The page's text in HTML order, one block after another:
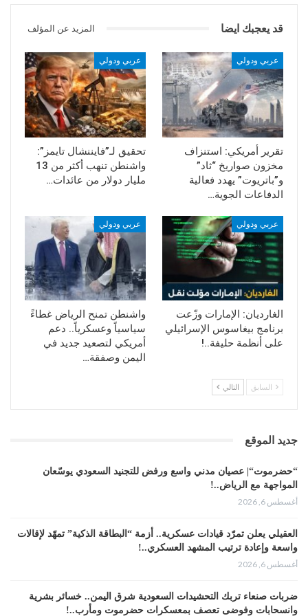
قد يعجبك ايضا المزيد عن المؤلف
عربي ودولي
تقرير أمريكي: استنزاف
مخزون صواريخ “ثاد”
و”باتريوت” يهدد فعالية
الدفاعات الجوية…
عربي ودولي
تحقيق لـ”فايننشال تايمز”:
واشنطن تنهب أكثر من 13
مليار دولار من عائدات…
عربي ودولي
الغارديان: الإمارات وزّعت
برنامج بيغاسوس الإسرائيلي
على أنظمة حليفة..!
عربي ودولي
واشنطن تمنح الرياض غطاءً
سياسياً وعسكرياً.. دعم
أمريكي لتصعيد جديد في
اليمن وصفقة…
السابق التالي
جديد الموقع
“حضرموت“| عصيان مدني واسع ورفض للتجنيد السعودي يوسّعان
المواجهة مع الرياض..!
أغسطس 6, 2026
العقيلي يعلن تمرّد قيادات عسكرية.. أزمة “البطاقة الذكية” تمهّد لإقالات
واسعة وإعادة ترتيب المشهد العسكري..!
أغسطس 6, 2026
ضربات صنعاء تربك التحشيدات السعودية شرق اليمن.. خسائر بشرية
وانسحابات وفوضى تعصف بمعسكرات حضرموت ومأرب..!